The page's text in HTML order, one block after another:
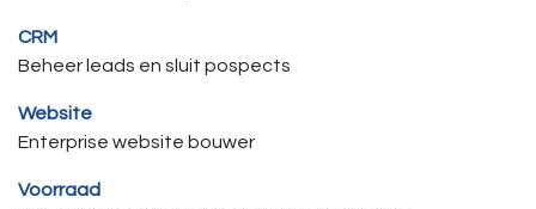
CRM
Beheer leads en sluit pospects
Website
Enterprise website bouwer
Voorraad